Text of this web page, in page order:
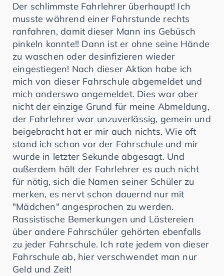
Der schlimmste Fahrlehrer überhaupt! Ich
musste während einer Fahrstunde rechts
ranfahren, damit dieser Mann ins Gebüsch
pinkeln konnte!! Dann ist er ohne seine Hände
zu waschen oder desinfizieren wieder
eingestiegen! Nach dieser Aktion habe ich
mich von dieser Fahrschule abgemeldet und
mich anderswo angemeldet. Dies war aber
nicht der einzige Grund für meine Abmeldung,
der Fahrlehrer war unzuverlässig, gemein und
beigebracht hat er mir auch nichts. Wie oft
stand ich schon vor der Fahrschule und mir
wurde in letzter Sekunde abgesagt. Und
außerdem hält der Fahrlehrer es auch nicht
für nötig, sich die Namen seiner Schüler zu
merken, es nervt schon dauernd nur mit
"Mädchen" angesprochen zu werden.
Rassistische Bemerkungen und Lästereien
über andere Fahrschüler gehörten ebenfalls
zu jeder Fahrschule. Ich rate jedem von dieser
Fahrschule ab, hier verschwendet man nur
Geld und Zeit!